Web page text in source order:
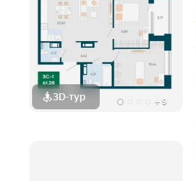
3D-тур + 9